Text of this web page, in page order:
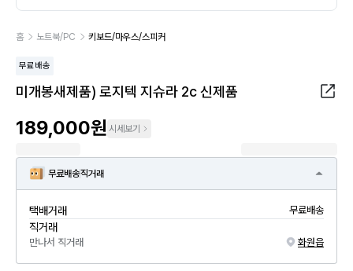
홈 노트북/PC 키보드/마우스/스피커
무료배송
미개봉새제품) 로지텍 지슈라 2c 신제품
189,000원 시세보기
무료배송직거래
택배거래 무료배송
직거래
만나서 직거래 화원읍